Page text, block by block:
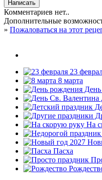
Комментариев нет..
Дополнительные
» Пожаловаться на этот
23
8 марта
На
Пасха